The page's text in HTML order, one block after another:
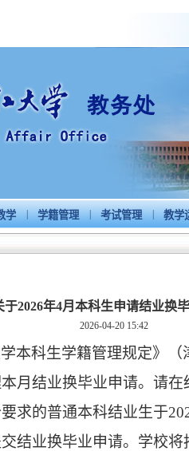
学 | 学籍管理 | 考试管理 | 教学
于2026年4月本科生申请结业换
2026-04-20 15:42
本科生学籍管理规定》（
月结业换毕业申请。请
求的普通本科结业生于
结业换毕业申请。学校